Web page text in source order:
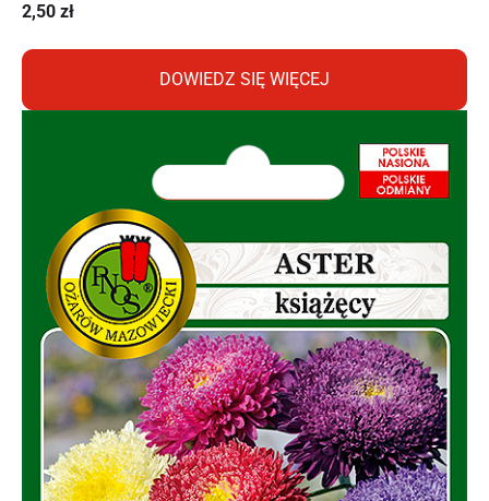
2,50 zł
DOWIEDZ SIĘ WIĘCEJ